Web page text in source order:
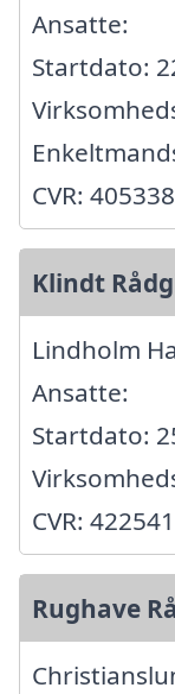
Ansatte:
Startdato:
CVR:
Klindt
Lindholm
Ansatte:
Startdato:
CVR:
Rughave